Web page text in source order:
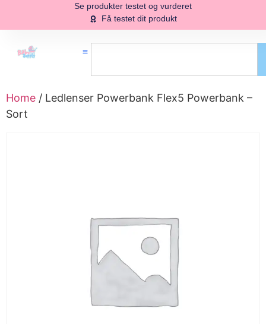
Se produkter testet og vurderet
Få testet dit produkt
Home / Ledlenser Powerbank Flex5 Powerbank –
Sort